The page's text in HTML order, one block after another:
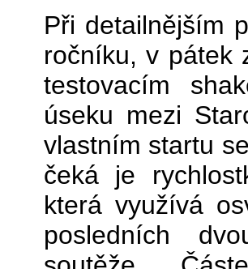
Při detailnějším
ročníku, v pátek
testovacím
úseku mezi
vlastním startu
čeká je
která využívá
posledních